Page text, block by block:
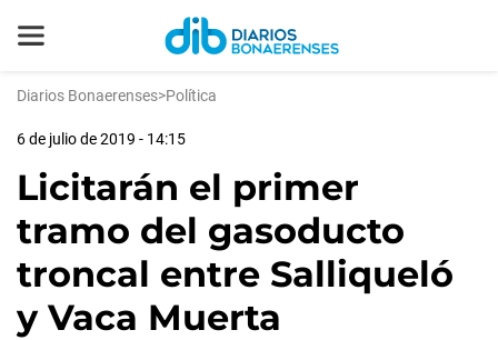
Diarios Bonaerenses>Política
6 de julio de 2019 - 14:15
Licitarán el primer
tramo del gasoducto
troncal entre Salliqueló
y Vaca Muerta